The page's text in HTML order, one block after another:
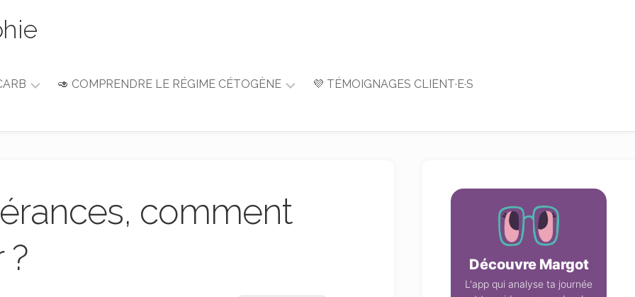
🥑 COMPRENDRE LE RÉGIME CÉTOGÈNE
Guide
Nutrition
💜 TÉMOIGNAGES CLIENT·E·S
comment
?
Découvre Margot
L'app qui analyse ta journée